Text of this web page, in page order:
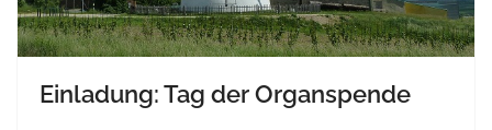
Einladung: Tag der Organspende